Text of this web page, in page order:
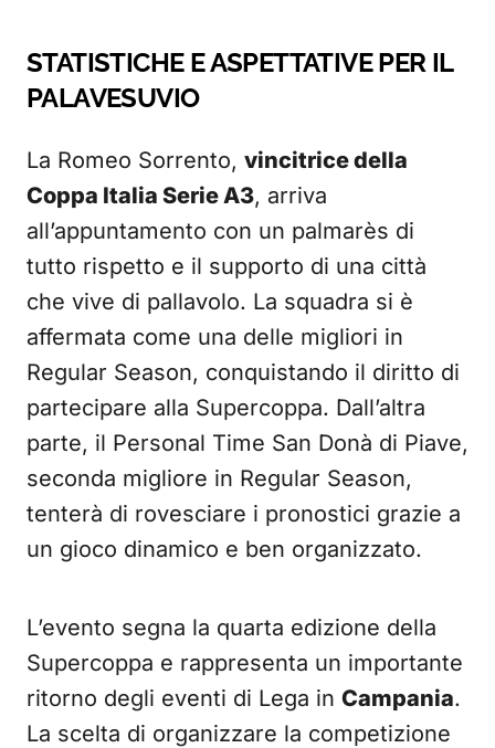
STATISTICHE E ASPETTATIVE PER IL
PALAVESUVIO
La Romeo Sorrento, vincitrice della
Coppa Italia Serie A3, arriva
all’appuntamento con un palmarès di
tutto rispetto e il supporto di una città
che vive di pallavolo. La squadra si è
affermata come una delle migliori in
Regular Season, conquistando il diritto di
partecipare alla Supercoppa. Dall’altra
parte, il Personal Time San Donà di Piave,
seconda migliore in Regular Season,
tenterà di rovesciare i pronostici grazie a
un gioco dinamico e ben organizzato.
L’evento segna la quarta edizione della
Supercoppa e rappresenta un importante
ritorno degli eventi di Lega in Campania.
La scelta di organizzare la competizione